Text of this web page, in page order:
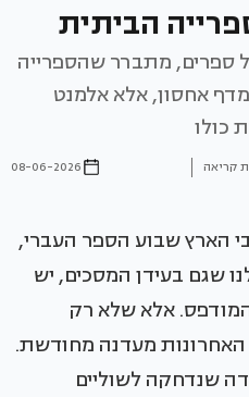
הביתית
ספרים, מתברר שהספרייה
אחסון, אלא אלמנט
כולו
08-06-2026
ברחבי הארץ שבוע הספר העברי,
שגם בעידן המסכים, יש
אלא שלא רק
האחרונות מעדנה מחודשת.
שנדחקה לשוליים